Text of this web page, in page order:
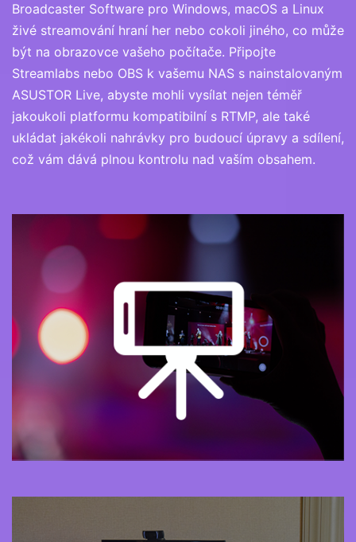
Broadcaster Software pro Windows, macOS a Linux
živé streamování hraní her nebo cokoli jiného, co může
být na obrazovce vašeho počítače. Připojte
Streamlabs nebo OBS k vašemu NAS s nainstalovaným
ASUSTOR Live, abyste mohli vysílat nejen téměř
jakoukoli platformu kompatibilní s RTMP, ale také
ukládat jakékoli nahrávky pro budoucí úpravy a sdílení,
což vám dává plnou kontrolu nad vaším obsahem.